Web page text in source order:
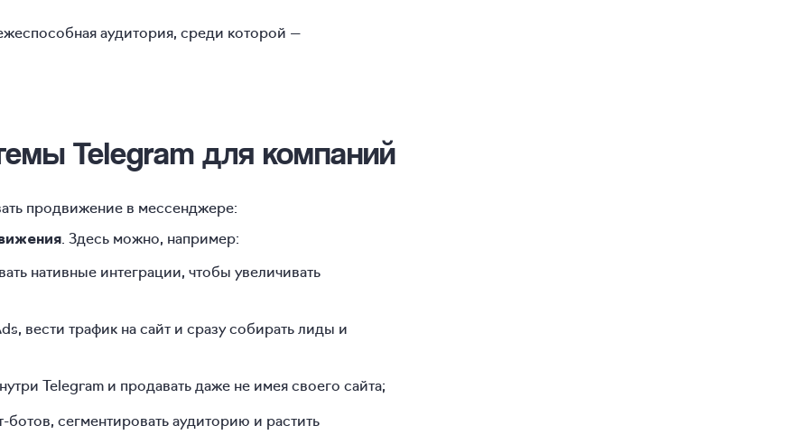
аудитория, среди которой —
Telegram для компаний
продвижение в мессенджере:
. Здесь можно, например:
нативные интеграции, чтобы увеличивать
вести трафик на сайт и сразу собирать лиды и
Telegram и продавать даже не имея своего сайта;
сегментировать аудиторию и растить